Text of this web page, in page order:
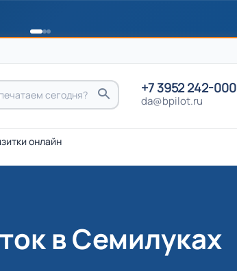
+7 3952 242-000
da@bpilot.ru
онлайн
в Семилуках